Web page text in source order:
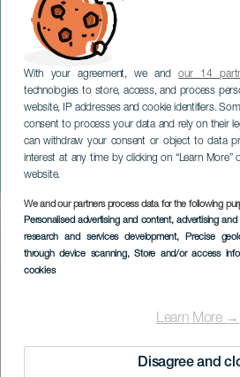
With your agreement, we andour 14
technologies to store, access, and process
website, IP addresses and cookie identifiers.
consent to process your data and rely on their
can withdraw your consent or object to data
interest at any time by clicking on “Learn More”
website.
We and our partners process data for the following
Personalised advertising and content, advertising
research and services development, Precise
through device scanning, Store and/or access
cookies
Learn More →
Disagree and
Kiko Ruiz aus
Konzert
TENERIFE
Imagen
Listado